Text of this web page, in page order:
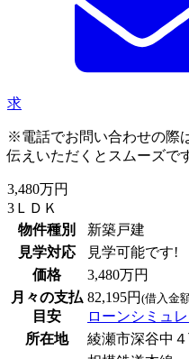
求
※電話でお問い合わせの際
伝えいただくとスムーズで
3,480万円
3ＬＤＫ
物件種別
新築戸建
見学対応
見学可能です!
価格
3,480万円
月々の支払
目安
82,195円 (借入金
ローンシミュ
所在地
綾瀬市深谷中４